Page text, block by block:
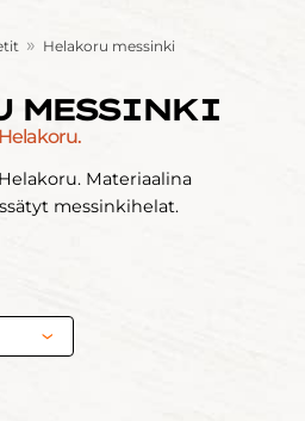
» Helakoru messinki
MESSINKI
Materiaalina
messinkihelat.